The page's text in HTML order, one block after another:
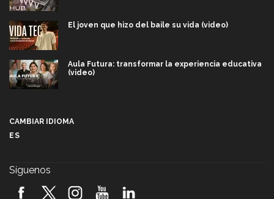
El joven que hizo del baile su vida (video)
Aula Futura: transformar la experiencia educativa
(video)
2026! (video)
CAMBIAR IDIOMA
ES
Síguenos